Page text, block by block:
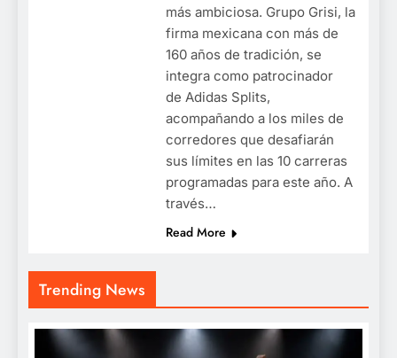
Trending News
más ambiciosa. Grupo Grisi, la
firma mexicana con más de
160 años de tradición, se
integra como patrocinador
de Adidas Splits,
acompañando a los miles de
corredores que desafiarán
sus límites en las 10 carreras
programadas para este año. A
través…
Read More